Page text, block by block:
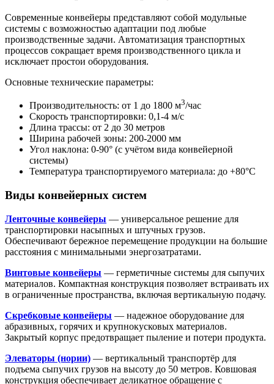
Современные конвейеры представляют собой модульные
системы с возможностью адаптации под любые
производственные задачи. Автоматизация транспортных
процессов сокращает время производственного цикла и
исключает простои оборудования.
Основные технические параметры:
Производительность: от 1 до 1800 м3/час
Скорость транспортировки: 0,1-4 м/с
Длина трассы: от 2 до 30 метров
Ширина рабочей зоны: 200-2000 мм
Угол наклона: 0-90° (с учётом вида конвейерной
системы)
Температура транспортируемого материала: до +80°С
Виды конвейерных систем
Ленточные конвейеры — универсальное решение для
транспортировки насыпных и штучных грузов.
Обеспечивают бережное перемещение продукции на большие
расстояния с минимальными энергозатратами.
Винтовые конвейеры — герметичные системы для сыпучих
материалов. Компактная конструкция позволяет встраивать их
в ограниченные пространства, включая вертикальную подачу.
Скребковые конвейеры — надежное оборудование для
абразивных, горячих и крупнокусковых материалов.
Закрытый корпус предотвращает пыление и потери продукта.
Элеваторы (нории) — вертикальный транспортёр для
подъема сыпучих грузов на высоту до 50 метров. Ковшовая
конструкция обеспечивает деликатное обращение с